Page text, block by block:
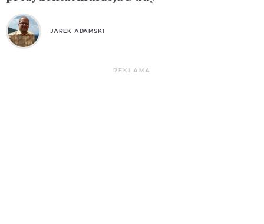
JAREK ADAMSKI
REKLAMA